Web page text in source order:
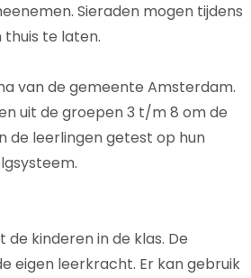
Sieraden mogen tijdens
te laten.
van de gemeente Amsterdam.
uit de groepen 3 t/m 8 om de
de leerlingen getest op hun
kinderen in de klas. De
eigen leerkracht. Er kan gebruik